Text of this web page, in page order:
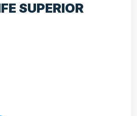
SUPERIOR